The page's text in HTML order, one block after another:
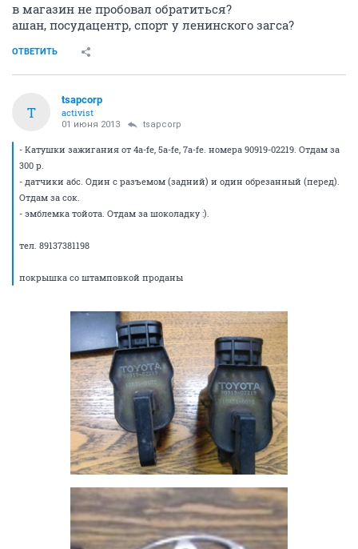
в магазин не пробовал обратиться?
ашан, посудацентр, спорт у ленинского загса?
ОТВЕТИТЬ
T
tsapcorp
activist
01 июня 2013 tsapcorp
- Катушки зажигания от 4а-fe, 5а-fe, 7а-fe. номера 90919-02219. Отдам за
300 р.
- датчики абс. Один с разъемом (задний) и один обрезанный (перед).
Отдам за сок.
- эмблемка тойота. Отдам за шоколадку :).
тел. 89137381198
покрышка со штамповкой проданы